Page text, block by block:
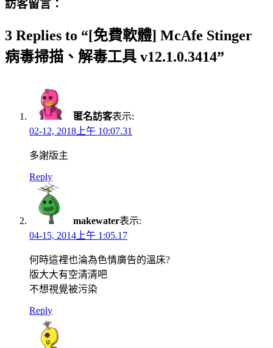
訪客留言：
3 Replies to “[免費軟體] McAfe Stinger
病毒掃描、解毒工具 v12.1.0.3414”
匿名訪客表示:
02-12, 2018上午 10:07.31
多謝版主
Reply
makewater表示:
04-15, 2014上午 1:05.17
何時這裡也淪為色情廣告的溫床?
版大大有空清清吧
不想視覺被污染
Reply